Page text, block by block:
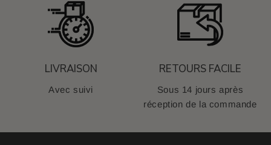
LIVRAISON
Avec suivi
RETOURS FACILE
Sous 14 jours après
réception de la commande